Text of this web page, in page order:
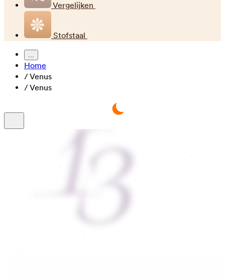
Vergelijken
Stofstaal
...
Home
/Venus
/Venus